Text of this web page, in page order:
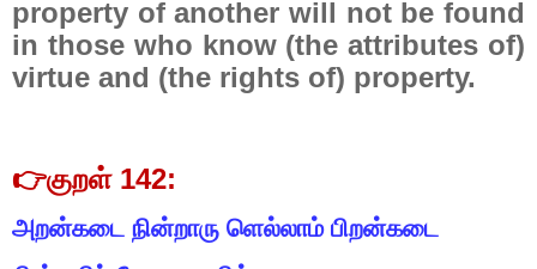
property of another will not be found
in those who know (the attributes of)
virtue and (the rights of) property.
👉குறள்142:
அறன்கடை நின்றாரு ளெல்லாம் பிறன்கடை